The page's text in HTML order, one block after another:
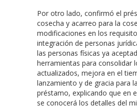
Por otro lado, confirmó el
cosecha y acarreo para la
modificaciones en los
integración de personas
las personas físicas ya
herramientas para consolidar
actualizados, mejora en el
lanzamiento y de gracia para
préstamo, explicando que en
se conocerá los detalles del